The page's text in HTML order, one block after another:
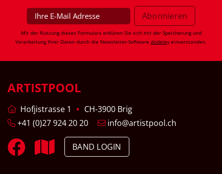
Mit der Nutzung dieses Formulars erklären Sie sich mit der Speicherung und
Verarbeitung Ihrer Daten durch die Newsletter-Software dodeley einverstanden.
ARTISTPOOL
Hofjistrasse 1
CH-3900 Brig
+41 (0)27 924 20 20
info@artistpool.ch
BAND LOGIN